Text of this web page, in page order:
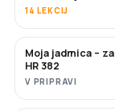
14 LEKCIJ
KMALU
Moja jadrnica –
HR 382
V PRIPRAVI